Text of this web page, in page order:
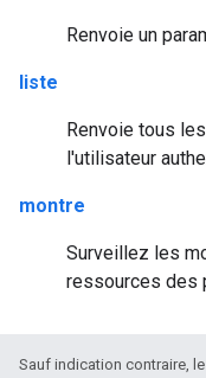
Renvoie un
liste
Renvoie tous
l'utilisateur
montre
Surveillez les
ressources des
Sauf indication contraire,